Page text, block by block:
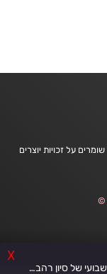
X
שיעור לפרשת כי תבוא תשפ"ה - השיעור השבועי של סיון רהב-מאיר
שומרים על זכויות יוצרים